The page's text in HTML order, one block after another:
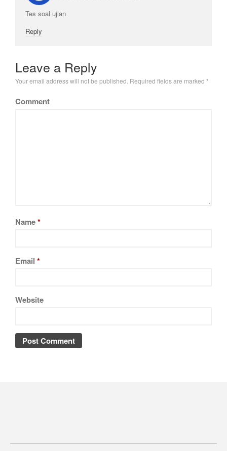
Tes soal ujian
Reply
Leave a Reply
Your email address will not be published. Required fields are marked *
Comment
Name*
Email *
Website